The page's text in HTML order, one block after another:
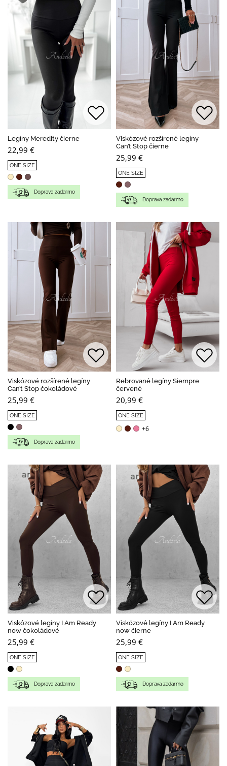
Legíny Meredity čierne
22,99 €
ONE SIZE
Doprava zadarmo
Viskózové rozšírené legíny
Can’t Stop čierne
25,99 €
ONE SIZE
Doprava zadarmo
Viskózové rozšírené legíny
Can’t Stop čokoládové
25,99 €
ONE SIZE
Doprava zadarmo
Rebrované legíny Siempre
červené
20,99 €
ONE SIZE
+6
Viskózové legíny I Am Ready
now čokoládové
25,99 €
ONE SIZE
Doprava zadarmo
Viskózové legíny I Am Ready
now čierne
25,99 €
ONE SIZE
Doprava zadarmo